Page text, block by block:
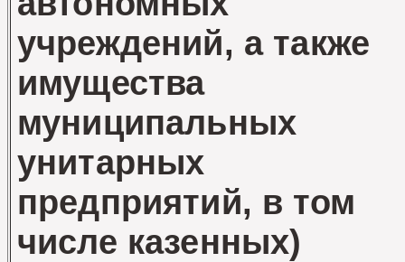
учреждений, а также
имущества
муниципальных
унитарных
предприятий, в том
числе казенных)